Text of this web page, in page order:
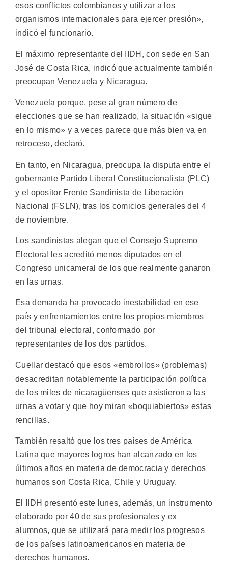
esos conflictos colombianos y utilizar a los
organismos internacionales para ejercer presión»,
indicó el funcionario.
El máximo representante del IIDH, con sede en San
José de Costa Rica, indicó que actualmente también
preocupan Venezuela y Nicaragua.
Venezuela porque, pese al gran número de
elecciones que se han realizado, la situación «sigue
en lo mismo» y a veces parece que más bien va en
retroceso, declaró.
En tanto, en Nicaragua, preocupa la disputa entre el
gobernante Partido Liberal Constitucionalista (PLC)
y el opositor Frente Sandinista de Liberación
Nacional (FSLN), tras los comicios generales del 4
de noviembre.
Los sandinistas alegan que el Consejo Supremo
Electoral les acreditó menos diputados en el
Congreso unicameral de los que realmente ganaron
en las urnas.
Esa demanda ha provocado inestabilidad en ese
país y enfrentamientos entre los propios miembros
del tribunal electoral, conformado por
representantes de los dos partidos.
Cuellar destacó que esos «embrollos» (problemas)
desacreditan notablemente la participación política
de los miles de nicaragüenses que asistieron a las
urnas a votar y que hoy miran «boquiabiertos» estas
rencillas.
También resaltó que los tres países de América
Latina que mayores logros han alcanzado en los
últimos años en materia de democracia y derechos
humanos son Costa Rica, Chile y Uruguay.
El IIDH presentó este lunes, además, un instrumento
elaborado por 40 de sus profesionales y ex
alumnos, que se utilizará para medir los progresos
de los países latinoamericanos en materia de
derechos humanos.